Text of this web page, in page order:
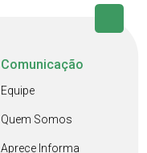
Comunicação
Equipe
Quem Somos
Aprece Informa